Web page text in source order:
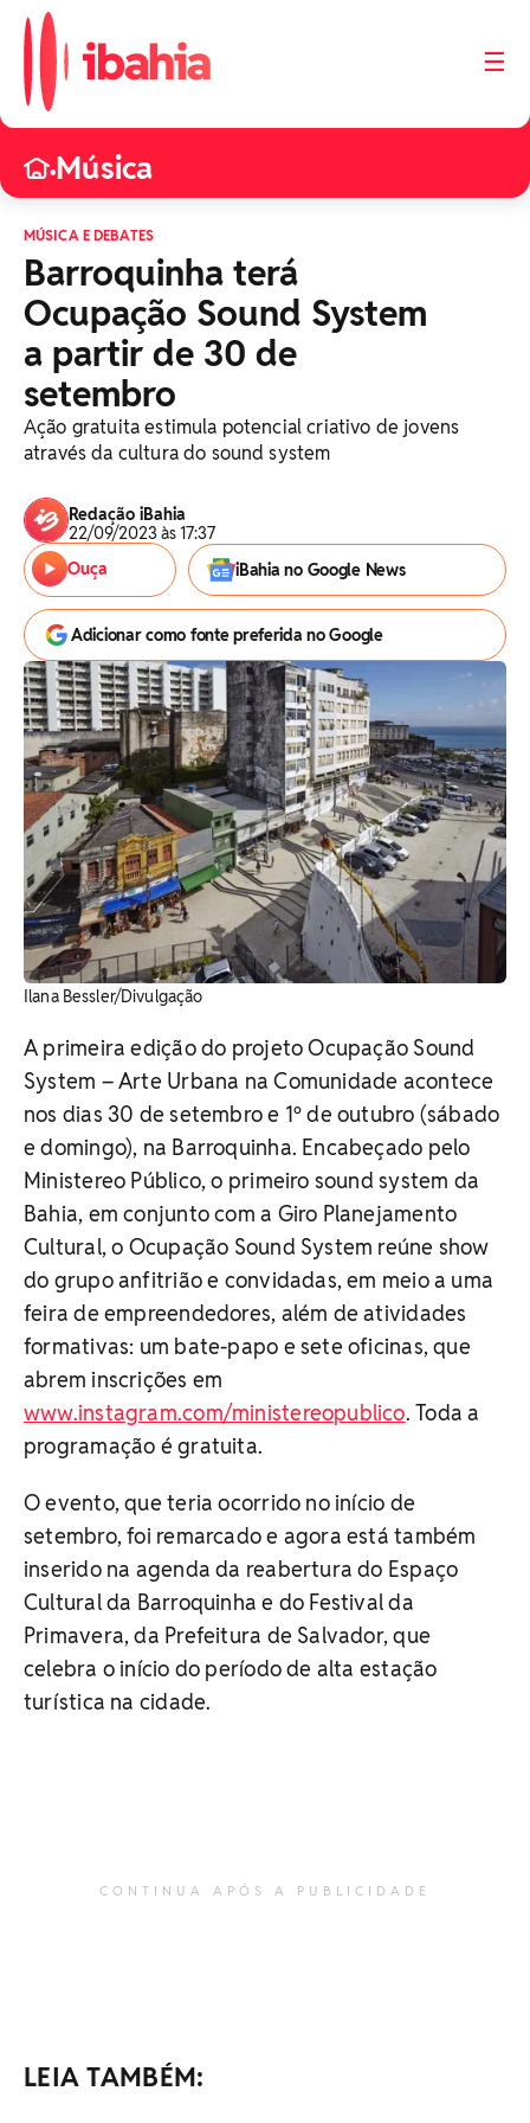
☰
•Música
MÚSICA E DEBATES
Barroquinha terá
Ocupação Sound System
a partir de 30 de
setembro
Ação gratuita estimula potencial criativo de jovens
através da cultura do sound system
Redação iBahia
22/09/2023 às 17:37
Ouça
iBahia no Google News
Adicionar como fonte preferida no Google
Ilana Bessler/Divulgação
A primeira edição do projeto Ocupação Sound
System – Arte Urbana na Comunidade acontece
nos dias 30 de setembro e 1º de outubro (sábado
e domingo), na Barroquinha. Encabeçado pelo
Ministereo Público, o primeiro sound system da
Bahia, em conjunto com a Giro Planejamento
Cultural, o Ocupação Sound System reúne show
do grupo anfitrião e convidadas, em meio a uma
feira de empreendedores, além de atividades
formativas: um bate-papo e sete oficinas, que
abrem inscrições em
www.instagram.com/ministereopublico. Toda a
programação é gratuita.
O evento, que teria ocorrido no início de
setembro, foi remarcado e agora está também
inserido na agenda da reabertura do Espaço
Cultural da Barroquinha e do Festival da
Primavera, da Prefeitura de Salvador, que
celebra o início do período de alta estação
turística na cidade.
CONTINUA APÓS A PUBLICIDADE
LEIA TAMBÉM: